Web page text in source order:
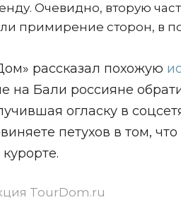
Очевидно, вторую
примирение сторон, в
рассказал похожую
на Бали россияне
огласку в
петухов в том,
TourDom.ru